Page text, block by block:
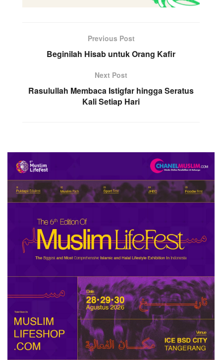
Previous Post
Beginilah Hisab untuk Orang Kafir
Next Post
Rasulullah Membaca Istigfar hingga Seratus
Kali Setiap Hari